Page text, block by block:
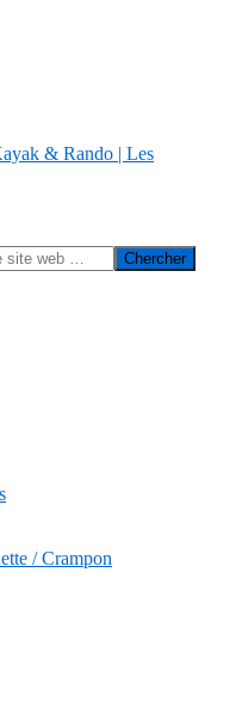
& Rando | Les
/ Crampon